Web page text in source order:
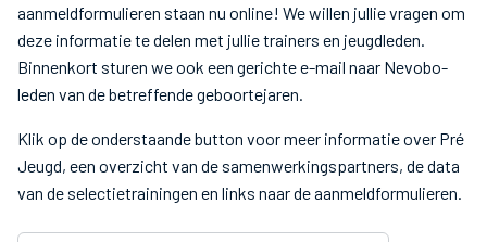
aanmeldformulieren staan nu online! We willen jullie vragen om
deze informatie te delen met jullie trainers en jeugdleden.
Binnenkort sturen we ook een gerichte e-mail naar Nevobo-
leden van de betreffende geboortejaren.
Klik op de onderstaande button voor meer informatie over Pré
Jeugd, een overzicht van de samenwerkingspartners, de data
van de selectietrainingen en links naar de aanmeldformulieren.